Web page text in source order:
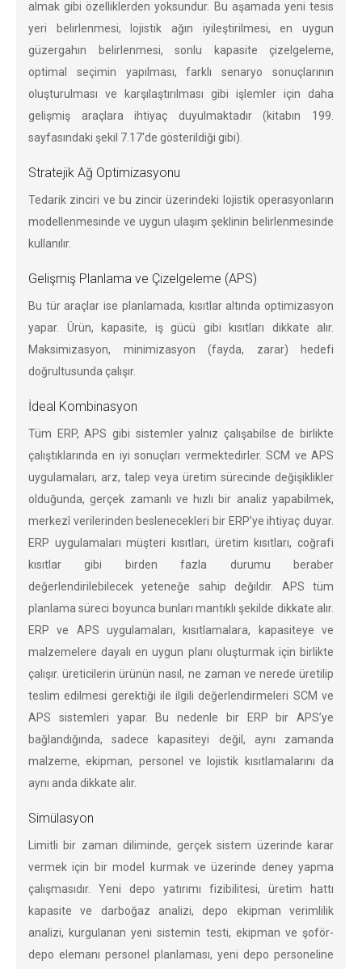
almak gibi özelliklerden yoksundur. Bu aşamada yeni tesis
yeri belirlenmesi, lojistik ağın iyileştirilmesi, en uygun
güzergahın belirlenmesi, sonlu kapasite çizelgeleme,
optimal seçimin yapılması, farklı senaryo sonuçlarının
oluşturulması ve karşılaştırılması gibi işlemler için daha
gelişmiş araçlara ihtiyaç duyulmaktadır (kitabın 199.
sayfasındaki şekil 7.17'de gösterildiği gibi).
Stratejik Ağ Optimizasyonu
Tedarik zinciri ve bu zincir üzerindeki lojistik operasyonların
modellenmesinde ve uygun ulaşım şeklinin belirlenmesinde
kullanılır.
Gelişmiş Planlama ve Çizelgeleme (APS)
Bu tür araçlar ise planlamada, kısıtlar altında optimizasyon
yapar. Ürün, kapasite, iş gücü gibi kısıtları dikkate alır.
Maksimizasyon, minimizasyon (fayda, zarar) hedefi
doğrultusunda çalışır.
İdeal Kombinasyon
Tüm ERP, APS gibi sistemler yalnız çalışabilse de birlikte
çalıştıklarında en iyi sonuçları vermektedirler. SCM ve APS
uygulamaları, arz, talep veya üretim sürecinde değişiklikler
olduğunda, gerçek zamanlı ve hızlı bir analiz yapabilmek,
merkezî verilerinden beslenecekleri bir ERP’ye ihtiyaç duyar.
ERP uygulamaları müşteri kısıtları, üretim kısıtları, coğrafi
kısıtlar gibi birden fazla durumu beraber
değerlendirilebilecek yeteneğe sahip değildir. APS tüm
planlama süreci boyunca bunları mantıklı şekilde dikkate alır.
ERP ve APS uygulamaları, kısıtlamalara, kapasiteye ve
malzemelere dayalı en uygun planı oluşturmak için birlikte
çalışır. üreticilerin ürünün nasıl, ne zaman ve nerede üretilip
teslim edilmesi gerektiği ile ilgili değerlendirmeleri SCM ve
APS sistemleri yapar. Bu nedenle bir ERP bir APS’ye
bağlandığında, sadece kapasiteyi değil, aynı zamanda
malzeme, ekipman, personel ve lojistik kısıtlamalarını da
aynı anda dikkate alır.
Simülasyon
Limitli bir zaman diliminde, gerçek sistem üzerinde karar
vermek için bir model kurmak ve üzerinde deney yapma
çalışmasıdır. Yeni depo yatırımı fizibilitesi, üretim hattı
kapasite ve darboğaz analizi, depo ekipman verimlilik
analizi, kurgulanan yeni sistemin testi, ekipman ve şoför-
depo elemanı personel planlaması, yeni depo personeline